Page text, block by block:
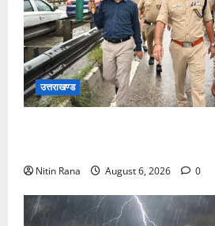
उत्तराखण्ड
Nitin Rana August 6, 2026 0